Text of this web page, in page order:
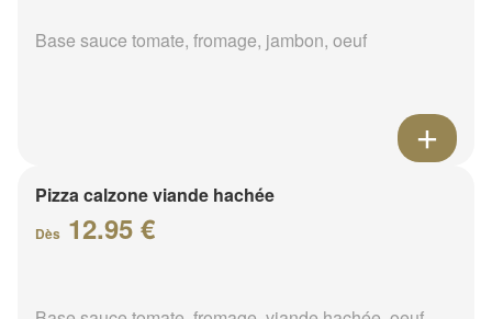
Base sauce tomate, fromage, jambon, oeuf
Pizza calzone viande hachée
Dès 12.95 €